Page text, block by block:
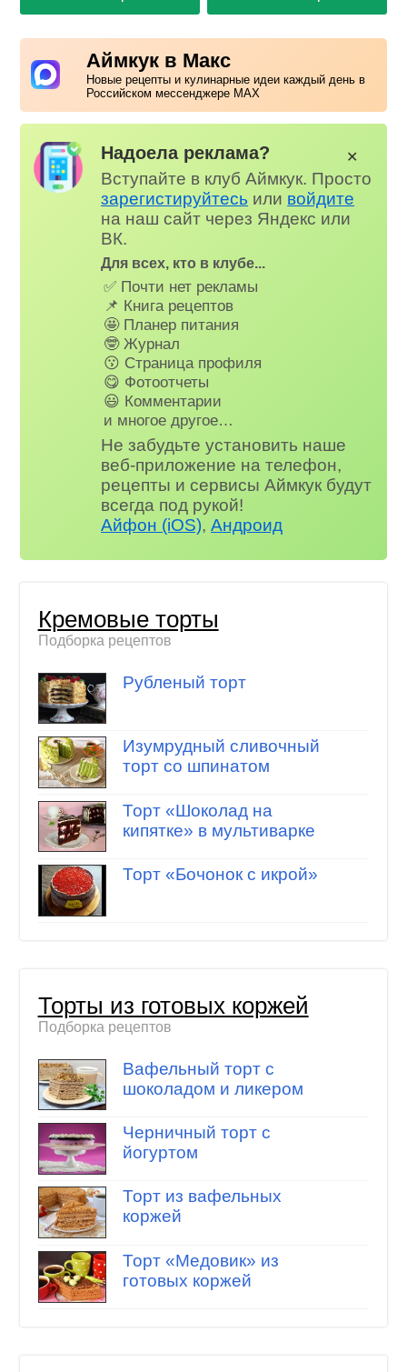
Аймкук в Макс
Новые рецепты и кулинарные идеи каждый день в
Российском мессенджере MAX
Надоела реклама?
Вступайте в клуб Аймкук. Просто
зарегистируйтесь или войдите
на наш сайт через Яндекс или
ВК.
Для всех, кто в клубе...
✅ Почти нет рекламы
📌 Книга рецептов
🤩 Планер питания
🤓 Журнал
😗 Страница профиля
😋 Фотоотчеты
😃 Комментарии
и многое другое…
Не забудьте установить наше
веб-приложение на телефон,
рецепты и сервисы Аймкук будут
всегда под рукой!
Айфон (iOS),Андроид
✕
Кремовые торты
Подборка рецептов
Рубленый торт
Изумрудный сливочный
торт со шпинатом
Торт «Шоколад на
кипятке» в мультиварке
Торт «Бочонок с икрой»
Торты из готовых коржей
Подборка рецептов
Вафельный торт с
шоколадом и ликером
Черничный торт с
йогуртом
Торт из вафельных
коржей
Торт «Медовик» из
готовых коржей